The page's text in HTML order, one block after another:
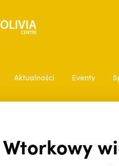
Aktualności Eventy
Wtorkowy